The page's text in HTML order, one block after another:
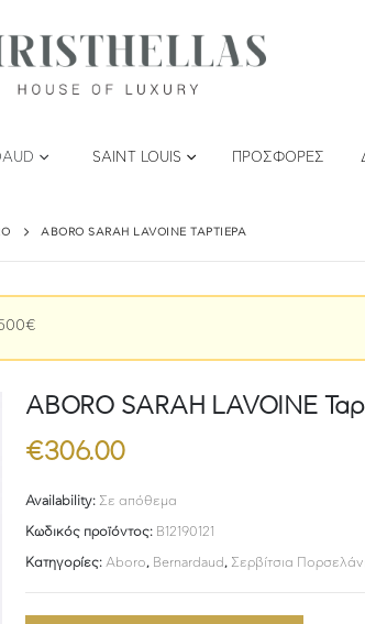
SAINT LOUIS ΠΡΟΣΦΟΡΈΣ
ABORO SARAH LAVOINE ΤΑΡΤΙΈΡΑ
ABORO SARAH LAVOINE
€306.00
Availability: Σε απόθεμα
Κωδικός προϊόντος: B12190121
Κατηγορίες: Aboro, Bernardaud , Σερβίτσια